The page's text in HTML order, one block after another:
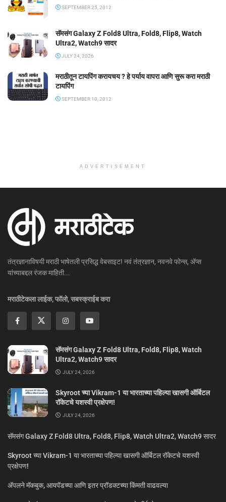
SEPTEMBER 25, 2012
सॅमसंग Galaxy Z Fold8 Ultra, Fold8, Flip8, Watch
Ultra2, Watch9 सादर
JULY 24, 2026
मराठीतून टायपिंग करायचय ? हे पर्याय वापरा आणि सुरू करा मराठी
टायपिंग
SEPTEMBER 10, 2012
ADVERTISEMENT
तंत्रज्ञानाविषयी मराठी भाषेतली प्रसिद्ध वेबसाइट! नवं तंत्रज्ञान, नवनवे फोन्स, ॲप्स
यांच्याबद्दल रंजक माहिती...
मराठीटेकला लाईक, फॉलो, सबस्क्राईब करा
सॅमसंग Galaxy Z Fold8 Ultra, Fold8, Flip8, Watch
Ultra2, Watch9 सादर
JULY 24, 2026
Skyroot च्या Vikram-1 या भारताच्या पहिल्या खासगी ऑर्बिटल
रॉकेटचे यशस्वी प्रक्षेपण!
JULY 24, 2026
सॅमसंग Galaxy Z Fold8 Ultra, Fold8, Flip8, Watch Ultra2, Watch9 सादर
Skyroot च्या Vikram-1 या भारताच्या पहिल्या खासगी ऑर्बिटल रॉकेटचे यशस्वी
प्रक्षेपण!
ॲपलने मॅकबुक, आयपॅडच्या आणि इतर प्रॉडक्टच्या किंमती वाढवल्या